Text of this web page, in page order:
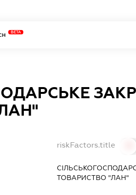
BETA
riskFactors.title
ТОВАРИСТВО "ЛАН"